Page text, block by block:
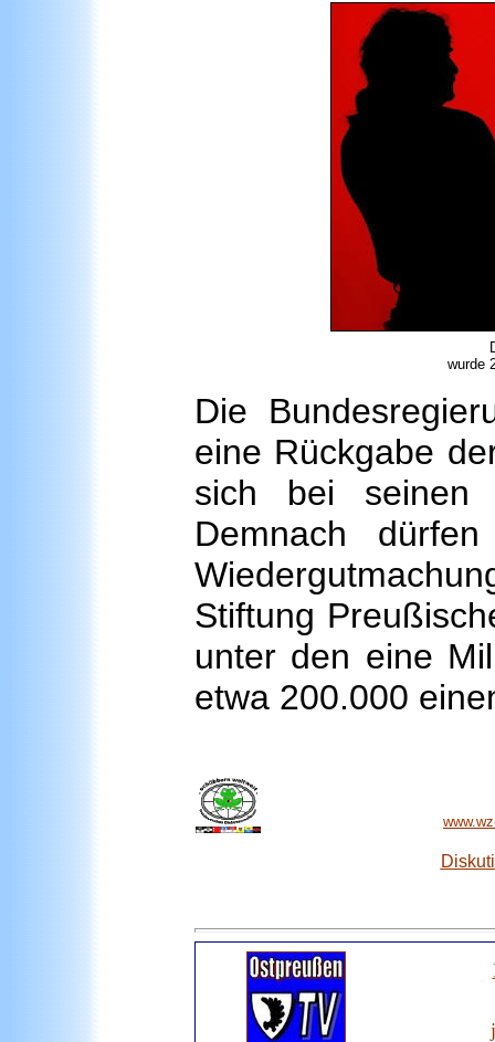
wurde
Die
eine Rückgabe
sich bei seinen
Demnach
Stiftung
unter den eine
etwa 200.000